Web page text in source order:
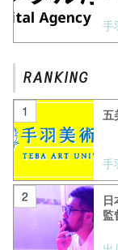
手
五
手
監